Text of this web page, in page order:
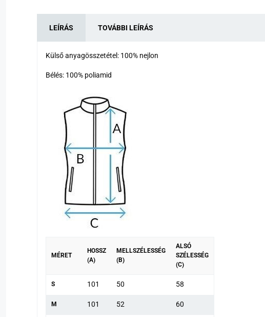
LEÍRÁS TOVÁBBI LEÍRÁS
Külső anyagösszetétel: 100% nejlon
Bélés: 100% poliamid
MÉRET
HOSSZ
(A)
MELLSZÉLESSÉG
(B)
ALSÓ
SZÉLESSÉG
(C)
S 101 50 58
M 101 52 60